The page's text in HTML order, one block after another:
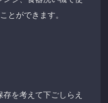
とができます。
を考えて下ごしらえ